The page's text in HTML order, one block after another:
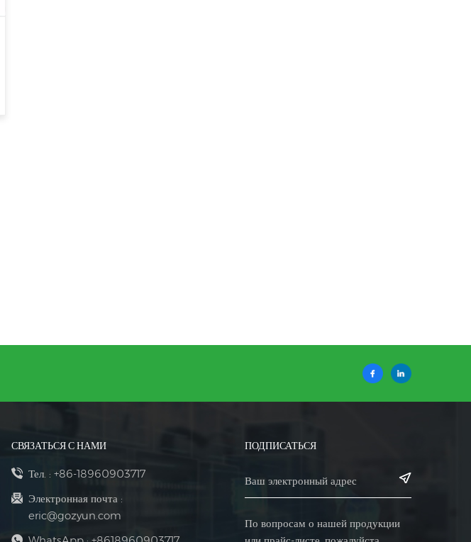
СВЯЗАТЬСЯ С НАМИ
Тел. : +86-18960903717
Электронная почта :
eric@gozyun.com
ПОДПИСАТЬСЯ
По вопросам о нашей продукции